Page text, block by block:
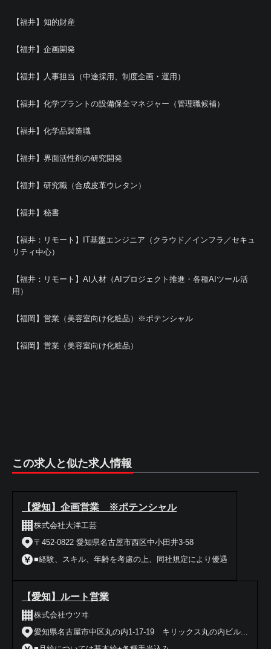
【福井】知的財産
【福井】企画開発
【福井】人事担当（中途採用、制度企画・運用）
【福井】化学プラントの設備保全マネジャー（管理職候補）
【福井】化学品製造職
【福井】界面活性剤の研究開発
【福井】研究職（合成皮革ウレタン）
【福井】秘書
【福井：リモート】IT基盤エンジニア（クラウド／インフラ／セキュ
リティ中心）
【福井：リモート】AI人材（AIプロジェクト推進・各種AIツール活
用）
【福岡】営業（美容室向け化粧品）※ポテンシャル
【福岡】営業（美容室向け化粧品）
この求人と似た求人情報
【愛知】企画営業 ※ポテンシャル
株式会社大洋工芸
〒452-0822 愛知県名古屋市西区中小田井3-58
■経験、スキル、年齢を考慮の上、同社規定により優遇
【愛知】ルート営業
株式会社ウツヰ
愛知県名古屋市中区丸の内1-17-19 キリックス丸の内ビル...